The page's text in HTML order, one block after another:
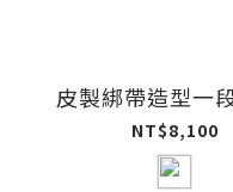
皮製綁帶造型一
NT$8,100